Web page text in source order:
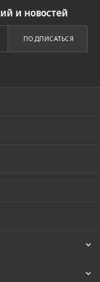
и новостей
ПОДПИСАТЬСЯ